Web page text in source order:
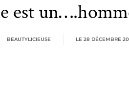
est
BEAUTYLICIEUSE LE 28 DÉCEMBRE